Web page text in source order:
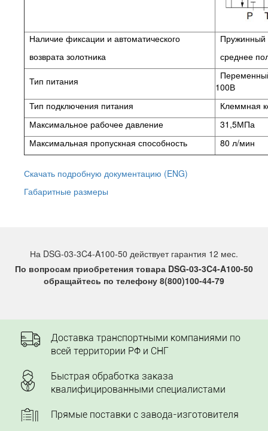
Наличие фиксации и автоматического
возврата золотника
Пружинный
среднее
Тип питания
100В
Тип подключения питания
Клеммная
Максимальное рабочее давление
31,5МПа
Максимальная пропускная способность
80 л/мин
Скачать подробную документацию (ENG)
Габаритные размеры
На DSG-03-3C4-A100-50 действует гарантия 12 мес.
По вопросам приобретения товара DSG-03-3C4-A100-50
обращайтесь по телефону 8(800)100-44-79
Доставка транспортными компаниями по
всей территории РФ и СНГ
Быстрая обработка заказа
квалифицированными специалистами
Прямые поставки с завода-изготовителя